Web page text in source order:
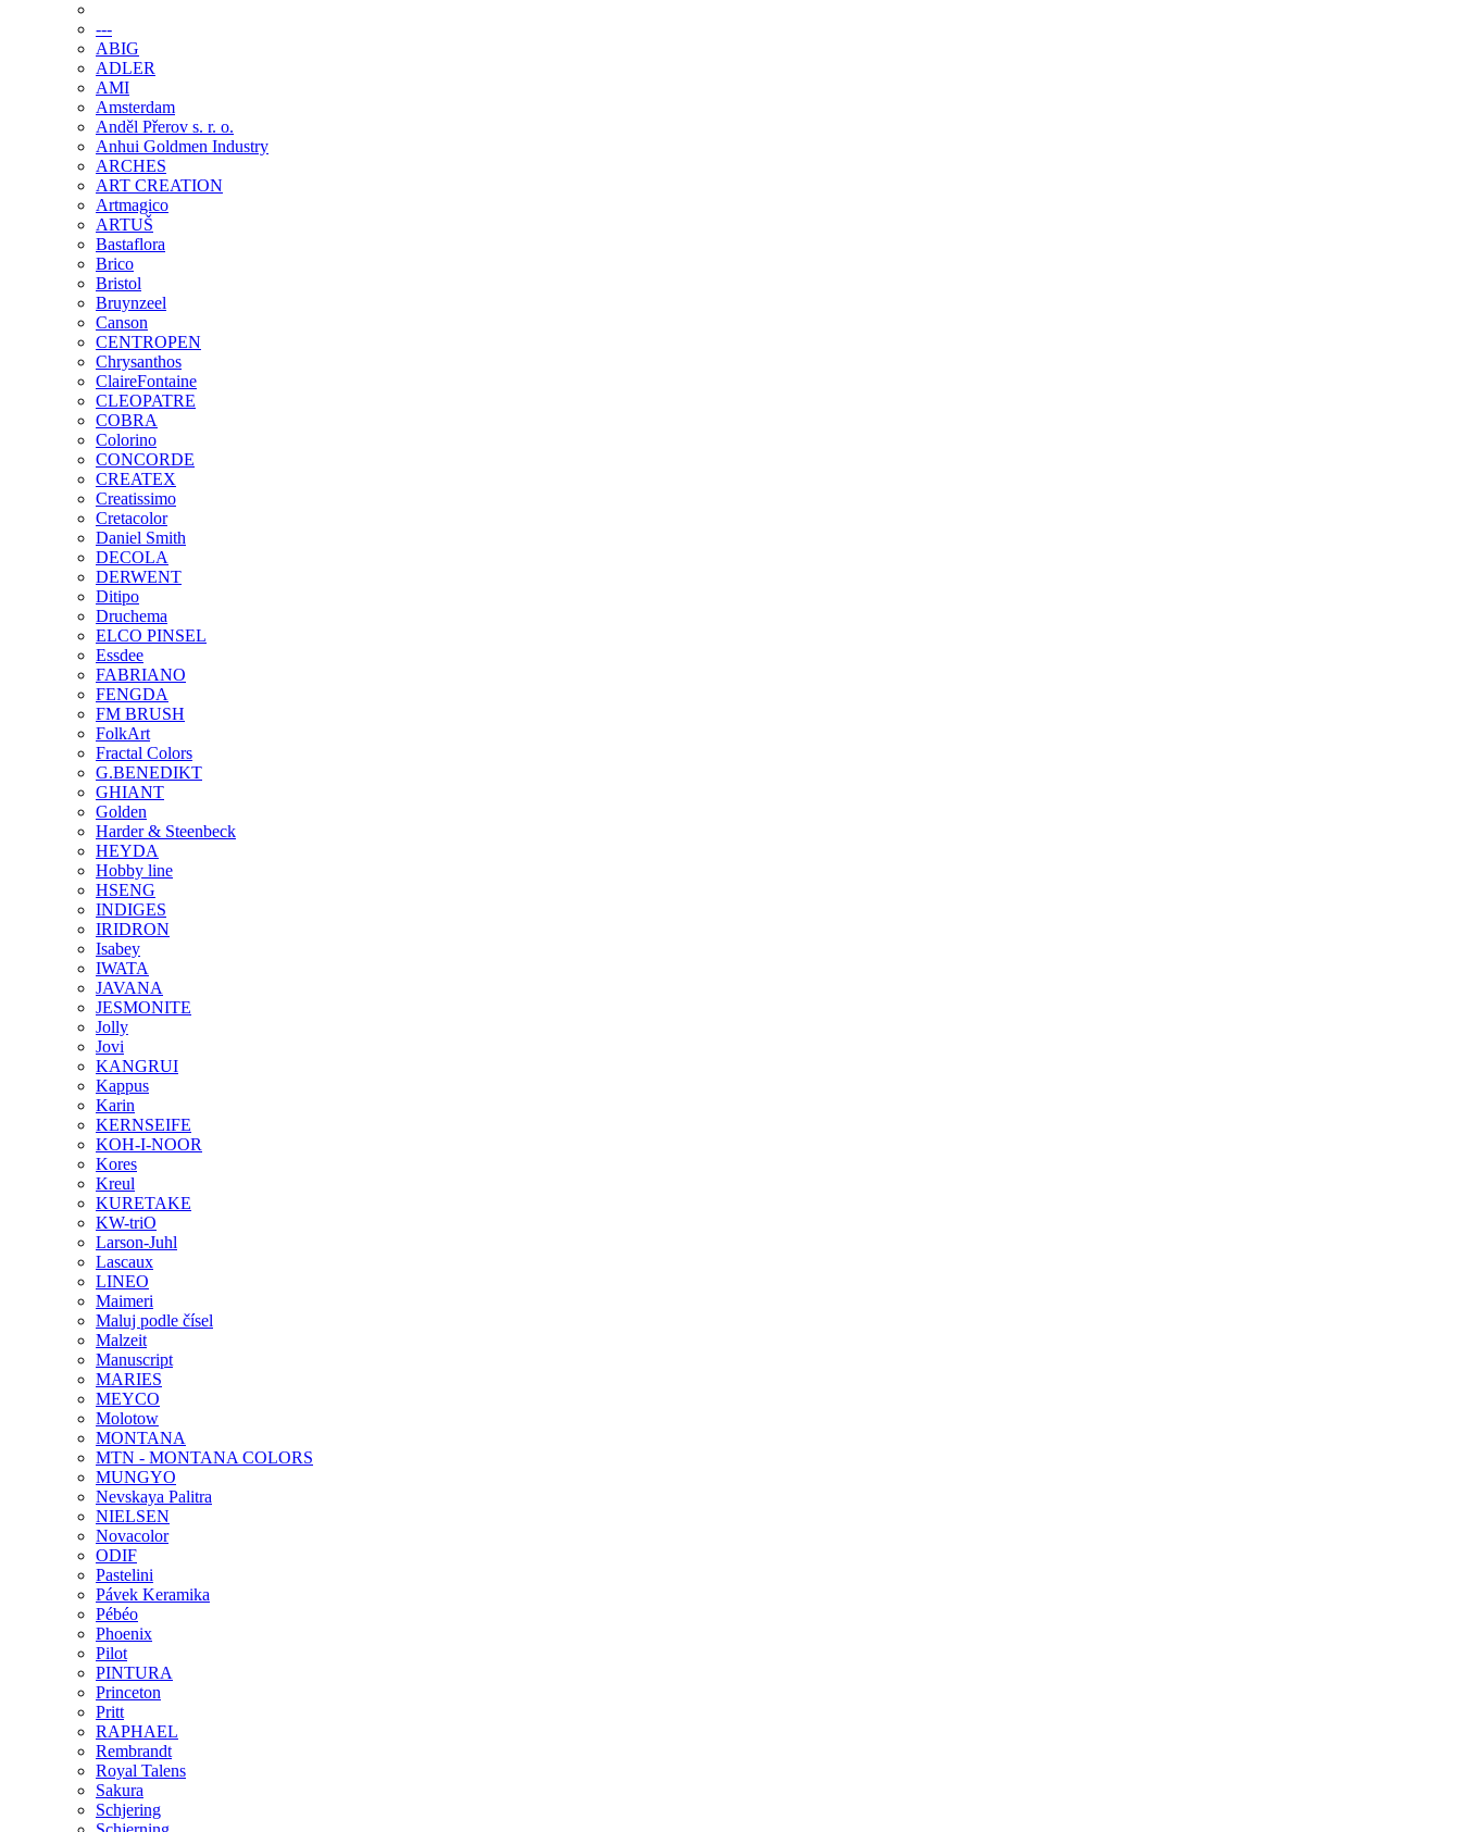
---
ABIG
ADLER
AMI
Amsterdam
Anděl Přerov s. r. o.
Anhui Goldmen Industry
ARCHES
ART CREATION
Artmagico
ARTUŠ
Bastaflora
Brico
Bristol
Bruynzeel
Canson
CENTROPEN
Chrysanthos
ClaireFontaine
CLEOPATRE
COBRA
Colorino
CONCORDE
CREATEX
Creatissimo
Cretacolor
Daniel Smith
DECOLA
DERWENT
Ditipo
Druchema
ELCO PINSEL
Essdee
FABRIANO
FENGDA
FM BRUSH
FolkArt
Fractal Colors
G.BENEDIKT
GHIANT
Golden
Harder & Steenbeck
HEYDA
Hobby line
HSENG
INDIGES
IRIDRON
Isabey
IWATA
JAVANA
JESMONITE
Jolly
Jovi
KANGRUI
Kappus
Karin
KERNSEIFE
KOH-I-NOOR
Kores
Kreul
KURETAKE
KW-triO
Larson-Juhl
Lascaux
LINEO
Maimeri
Maluj podle čísel
Malzeit
Manuscript
MARIES
MEYCO
Molotow
MONTANA
MTN - MONTANA COLORS
MUNGYO
Nevskaya Palitra
NIELSEN
Novacolor
ODIF
Pastelini
Pávek Keramika
Pébéo
Phoenix
Pilot
PINTURA
Princeton
Pritt
RAPHAEL
Rembrandt
Royal Talens
Sakura
Schjering